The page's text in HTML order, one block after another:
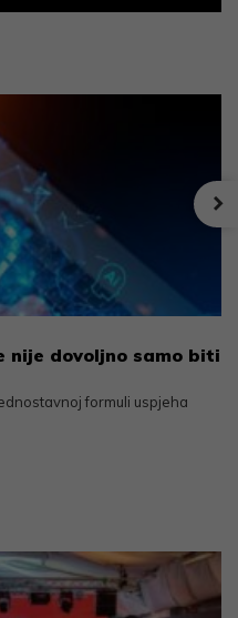
nije dovoljno samo biti
formuli uspjeha